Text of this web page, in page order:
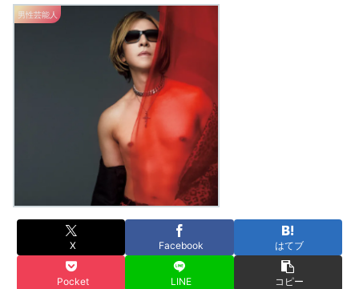
男性芸能人
X Facebook はてブ
Pocket LINE コピー